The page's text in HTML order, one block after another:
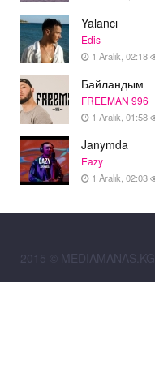
Yalancı
Edis
1 Aralık, 02:18
Байландым
FREEMAN 996
1 Aralık, 01:58
Janymda
Eazy
1 Aralık, 02:03
2015 © MEDIAMANAS.KG.